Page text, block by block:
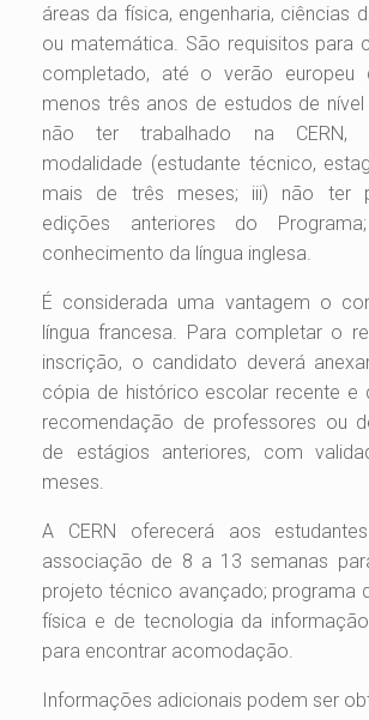
áreas da física, engenharia, ciências
ou matemática. São requisitos para
completado, até o verão europeu
menos três anos de estudos de nível
não ter trabalhado na CERN,
modalidade (estudante técnico,
mais de três meses; iii) não ter
edições anteriores do
conhecimento da língua inglesa.
É considerada uma vantagem o
língua francesa. Para completar o
inscrição, o candidato deverá
cópia de histórico escolar recente e
recomendação de professores ou
de estágios anteriores, com
meses.
A CERN oferecerá aos
associação de 8 a 13 semanas
projeto técnico avançado; programa
física e de tecnologia da
para encontrar acomodação.
Informações adicionais podem ser